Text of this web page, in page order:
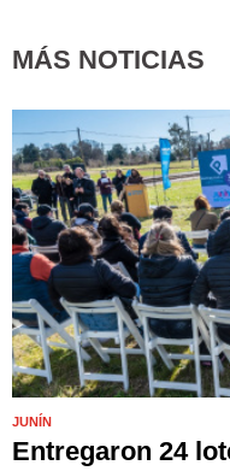
MÁS NOTICIAS
JUNÍN
Entregaron 24